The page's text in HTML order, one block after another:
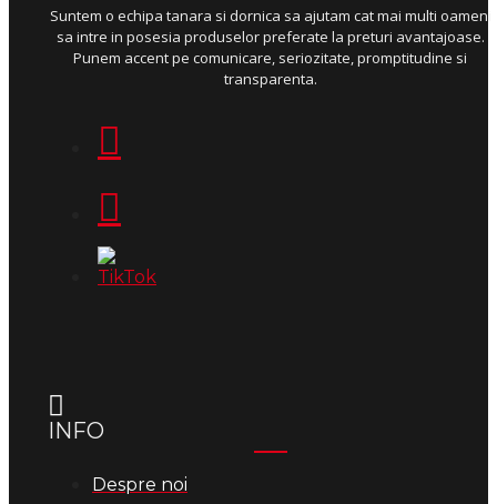
Suntem o echipa tanara si dornica sa ajutam cat mai multi oameni
sa intre in posesia produselor preferate la preturi avantajoase.
Punem accent pe comunicare, seriozitate, promptitudine si
transparenta.
INFO
Despre noi